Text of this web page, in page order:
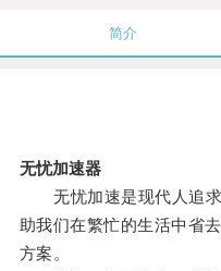
简介
无忧加速器
无忧加速是现代人追求
助我们在繁忙的生活中省
方案。